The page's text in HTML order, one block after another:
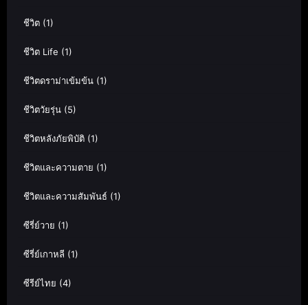
ชีวิต (1)
ชีวิต Life (1)
ชีวิตดราม่าเข้มข้น (1)
ชีวิตวัยรุ่น (5)
ชีวิตหลังภัยพิบัติ (1)
ชีวิตและความตาย (1)
ชีวิตและความสัมพันธ์ (1)
ซีรี่ย์วาย (1)
ซีรี่ย์เกาหลี (1)
ซีรีย์ไทย (4)